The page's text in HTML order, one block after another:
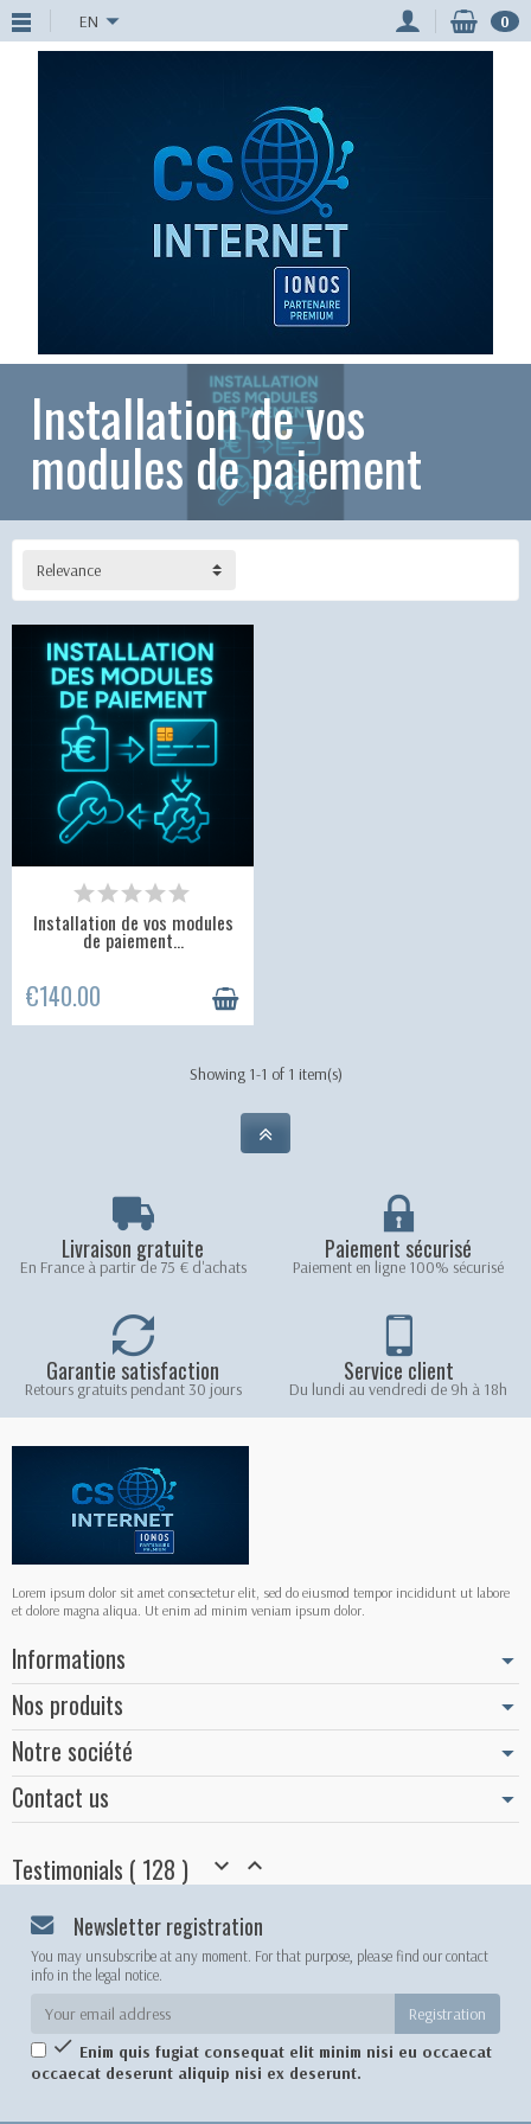
EN 0
Installation de vos
modules de paiement
Relevance
Installation de vos modules
de paiement...
€140.00
Showing 1-1 of 1 item(s)
Livraison gratuite
En France à partir de 75 € d'achats
Paiement sécurisé
Paiement en ligne 100% sécurisé
Garantie satisfaction
Retours gratuits pendant 30 jours
Service client
Du lundi au vendredi de 9h à 18h
Lorem ipsum dolor sit amet consectetur elit, sed do eiusmod tempor incididunt ut labore
et dolore magna aliqua. Ut enim ad minim veniam ipsum dolor.
Informations
Nos produits
Notre société
Contact us
Testimonials ( 128 )  
Newsletter registration
You may unsubscribe at any moment. For that purpose, please find our contact
info in the legal notice.
 Enim quis fugiat consequat elit minim nisi eu occaecat
occaecat deserunt aliquip nisi ex deserunt.